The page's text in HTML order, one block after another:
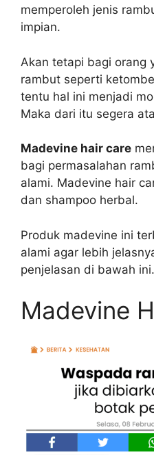
memperoleh jenis
impian.
Akan tetapi bagi orang
rambut seperti
tentu hal ini menjadi
Maka dari itu segera
Madevine hair care
bagi permasalahan
alami. Madevine hair
dan shampoo herbal.
Produk madevine ini
alami agar lebih
penjelasan di bawah ini.
Madevine